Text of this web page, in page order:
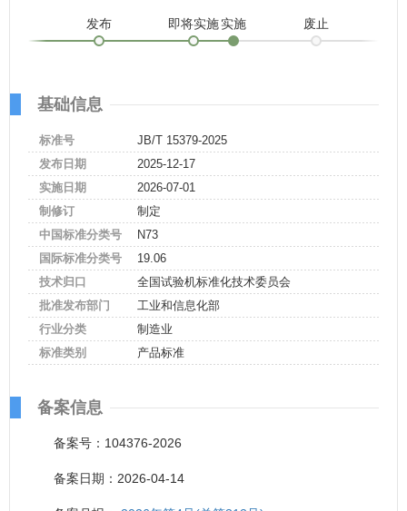
发布 即将实施实施 废止
基础信息
标准号
JB/T 15379-2025
发布日期
2025-12-17
实施日期
2026-07-01
制修订
制定
中国标准分类号
N73
国际标准分类号
19.06
技术归口
全国试验机标准化技术委员会
批准发布部门
工业和信息化部
行业分类
制造业
标准类别
产品标准
备案信息
备案号：104376-2026
备案日期：2026-04-14